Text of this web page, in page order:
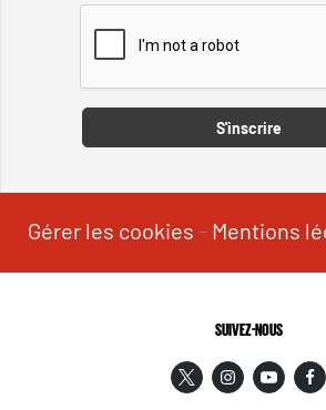
S'inscrire
Gérer les cookies - Mentions
SUIVEZ-NOUS